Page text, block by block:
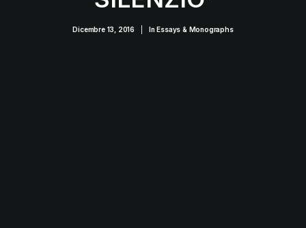
Dicembre 13, 2016 InEssays & Monographs